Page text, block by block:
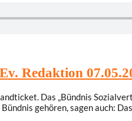
Redaktion
Das „Bündnis
gehören, sagen auch: